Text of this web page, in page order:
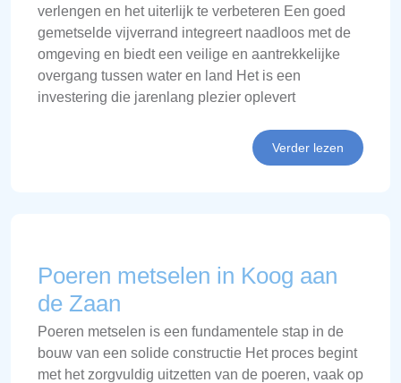
verlengen en het uiterlijk te verbeteren Een goed
gemetselde vijverrand integreert naadloos met de
omgeving en biedt een veilige en aantrekkelijke
overgang tussen water en land Het is een
investering die jarenlang plezier oplevert
Verder lezen
Poeren metselen in Koog aan
de Zaan
Poeren metselen is een fundamentele stap in de
bouw van een solide constructie Het proces begint
met het zorgvuldig uitzetten van de poeren, vaak op